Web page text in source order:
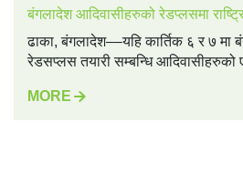
बंगलादेश आदिवासीहरुको रेडप्लसमा
ढाका, बंगलादेश––यहि कार्तिक ६ र ७ मा
रेडसप्लस तयारी सम्बन्धि आदिवासीहरुको
MORE